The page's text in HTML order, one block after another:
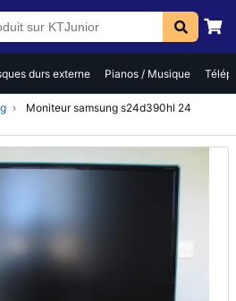
durs externe Pianos / Musique
›
Moniteur samsung s24d390hl 24